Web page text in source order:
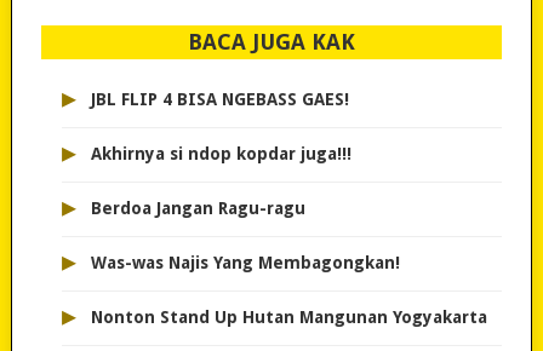
BACA JUGA KAK
▸ JBL FLIP 4 BISA NGEBASS GAES!
▸ Akhirnya si ndop kopdar juga!!!
▸ Berdoa Jangan Ragu-ragu
▸ Was-was Najis Yang Membagongkan!
▸ Nonton Stand Up Hutan Mangunan Yogyakarta